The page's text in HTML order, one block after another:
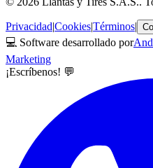
Privacidad|Cookies|Términos|
💻 Software desarrollado por
Marketing
¡Escríbenos! 💬